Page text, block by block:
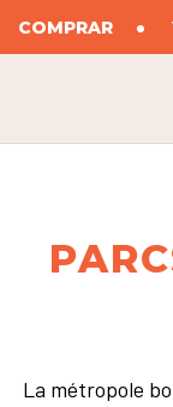
COMPRAR
La métropole